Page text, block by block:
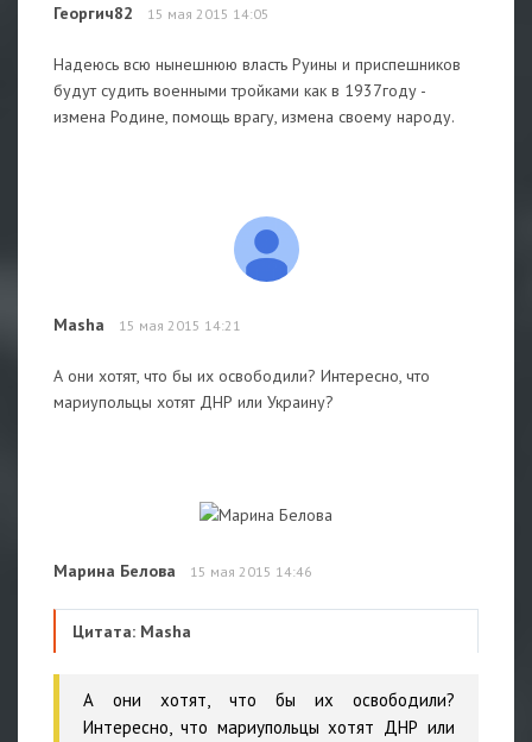
Георгич82 15 мая 2015 14:05
Надеюсь всю нынешнюю власть Руины и приспешников
будут судить военными тройками как в 1937году -
измена Родине, помощь врагу, измена своему народу.
Masha 15 мая 2015 14:21
А они хотят, что бы их освободили? Интересно, что
мариупольцы хотят ДНР или Украину?
Марина Белова 15 мая 2015 14:46
Цитата: Masha
А они хотят, что бы их освободили?
Интересно, что мариупольцы хотят ДНР или